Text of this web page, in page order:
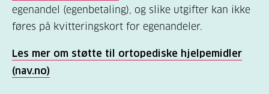
egenandel (egenbetaling), og slike utgifter kan ikke
føres på kvitteringskort for egenandeler.
Les mer om støtte til ortopediske hjelpemidler
(nav.no)